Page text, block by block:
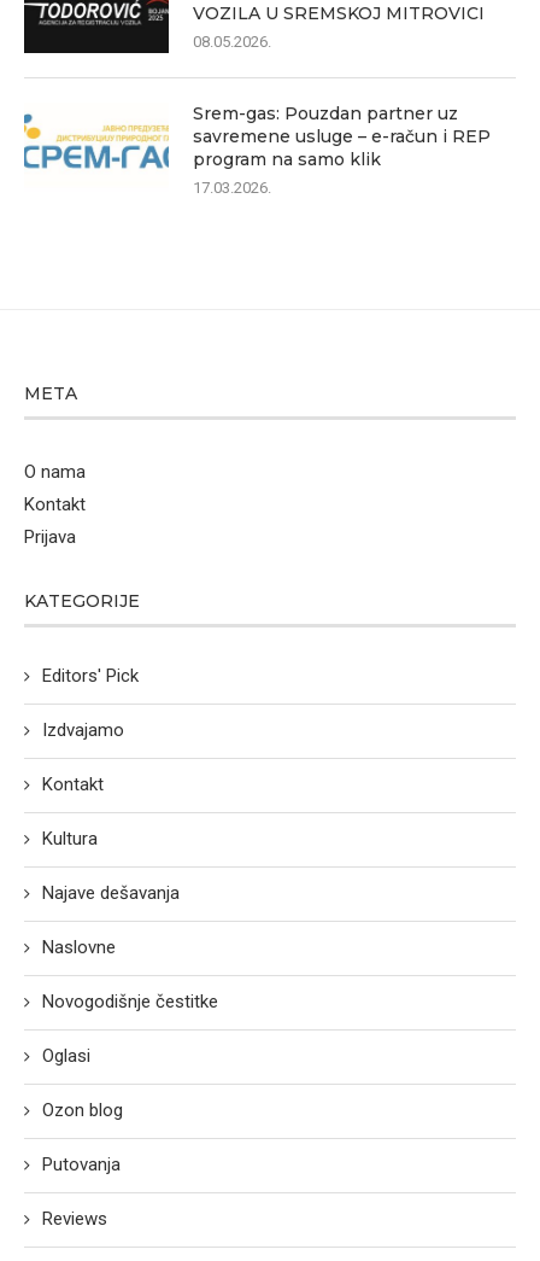
VOZILA U SREMSKOJ MITROVICI
08.05.2026.
Srem-gas: Pouzdan partner uz
savremene usluge – e-račun i REP
program na samo klik
17.03.2026.
META
O nama
Kontakt
Prijava
KATEGORIJE
Editors' Pick
Izdvajamo
Kontakt
Kultura
Najave dešavanja
Naslovne
Novogodišnje čestitke
Oglasi
Ozon blog
Putovanja
Reviews